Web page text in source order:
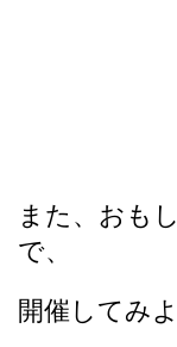
また、おも
で、
開催してみ